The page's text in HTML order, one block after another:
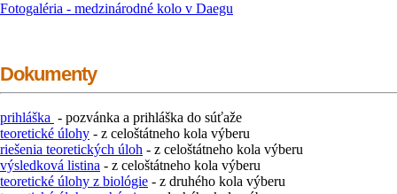
Fotogaléria - medzinárodné kolo v Daegu
Dokumenty
prihláška - pozvánka a prihláška do súťaže
teoretické úlohy - z celoštátneho kola výberu
riešenia teoretických úloh - z celoštátneho kola výberu
výsledková listina - z celoštátneho kola výberu
teoretické úlohy z biológie - z druhého kola výberu